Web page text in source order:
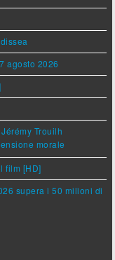
agosto 2026
Trouilh
morale
film [HD]
supera i 50 milioni di